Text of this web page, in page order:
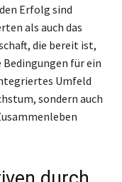
Erfolg sind
als auch das
die bereit ist,
für ein
Umfeld
sondern auch